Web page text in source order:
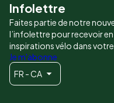
Infolettre
Faites partie de notre
l’infolettre pour recevoir
inspirations vélo dans
Je m'abonne
FR - CA